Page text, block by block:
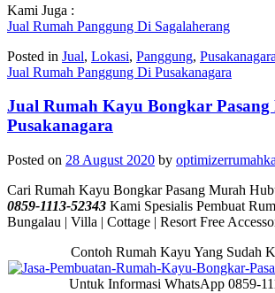
Kami Juga :
Jual Rumah Panggung Di Sagalaherang
Posted in Jual, Lokasi, Panggung, Pusakanagara
Jual Rumah Panggung Di Pusakanagara
Jual Rumah Kayu Bongkar Pasang
Pusakanagara
Posted on 28 August 2020 by
Cari Rumah Kayu Bongkar Pasang Murah
0859-1113-52343 Kami Spesialis Pembuat
Bungalau | Villa | Cottage | Resort Free
Contoh Rumah Kayu Yang Sudah
Untuk Informasi WhatsApp 0859-